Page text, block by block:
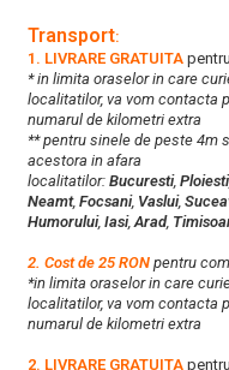
Transport:
1. LIVRARE GRATUITA
* in limita oraselor in care
localitatilor, va vom contacta
numarul de kilometri extra
** pentru sinele de peste 4m
acestora in afara
localitatilor: Bucuresti, Ploiesti
Neamt, Focsani, Vaslui,
Humorului, Iasi,Arad,
2. Cost de 25 RON pentru
*in limita oraselor in care
localitatilor, va vom contacta
numarul de kilometri extra
2. LIVRARE GRATUITA